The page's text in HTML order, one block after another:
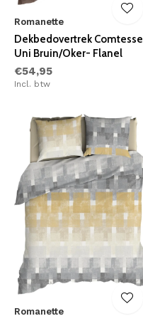
Romanette
Dekbedovertrek Comtesse
Uni Bruin/Oker- Flanel
€54,95
Incl. btw
Romanette